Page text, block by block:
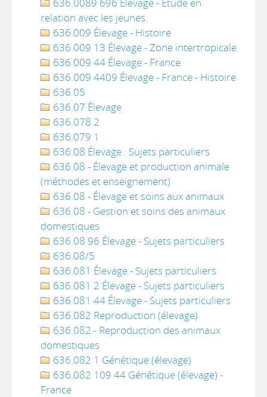
relation avec les jeunes
636.009 Élevage - Histoire
636.009 13 Élevage - Zone intertropicale
636.009 44 Élevage - France
636.009 4409 Élevage - France - Histoire
636.05
636.07 Élevage
636.078 2
636.079 1
636.08 Élevage : Sujets particuliers
636.08 - Élevage et production animale
(méthodes et enseignement)
636.08 - Élevage et soins aux animaux
636.08 - Gestion et soins des animaux
domestiques
636.08 96 Élevage - Sujets particuliers
636.08/5
636.081 Élevage - Sujets particuliers
636.081 2 Élevage - Sujets particuliers
636.081 44 Élevage - Sujets particuliers
636.082 Reproduction (élevage)
636.082 - Reproduction des animaux
domestiques
636.082 1 Génétique (élevage)
636.082 109 44 Génétique (élevage) -
France